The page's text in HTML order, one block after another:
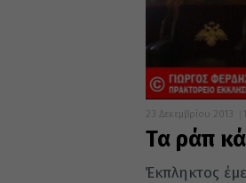
23 Δεκεμβρίου 2013
Τα ράπ
Έκπληκτος